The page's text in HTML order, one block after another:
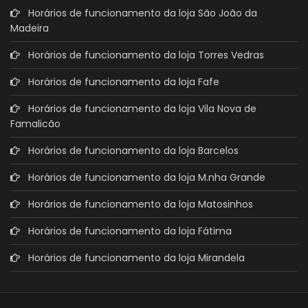
Horários de funcionamento da loja São João da
Madeira
Horários de funcionamento da loja Torres Vedras
Horários de funcionamento da loja Fafe
Horários de funcionamento da loja Vila Nova de
Famalicão
Horários de funcionamento da loja Barcelos
Horários de funcionamento da loja M.nha Grande
Horários de funcionamento da loja Matosinhos
Horários de funcionamento da loja Fátima
Horários de funcionamento da loja Mirandela